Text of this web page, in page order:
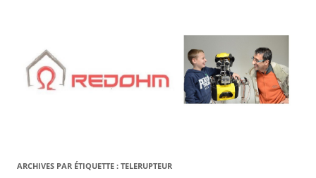
ARCHIVES PAR ÉTIQUETTE : TELERUPTEUR